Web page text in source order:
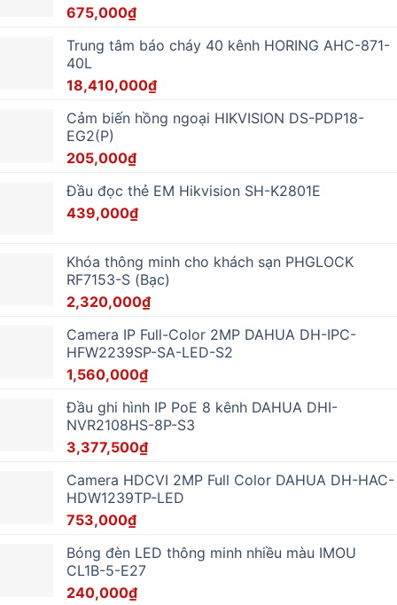
675,000₫
Trung tâm báo cháy 40 kênh HORING AHC-871-
40L
18,410,000₫
Cảm biến hồng ngoại HIKVISION DS-PDP18-
EG2(P)
205,000₫
Đầu đọc thẻ EM Hikvision SH-K2801E
439,000₫
Khóa thông minh cho khách sạn PHGLOCK
RF7153-S (Bạc)
2,320,000₫
Camera IP Full-Color 2MP DAHUA DH-IPC-
HFW2239SP-SA-LED-S2
1,560,000₫
Đầu ghi hình IP PoE 8 kênh DAHUA DHI-
NVR2108HS-8P-S3
3,377,500₫
Camera HDCVI 2MP Full Color DAHUA DH-HAC-
HDW1239TP-LED
753,000₫
Bóng đèn LED thông minh nhiều màu IMOU
CL1B-5-E27
240,000₫